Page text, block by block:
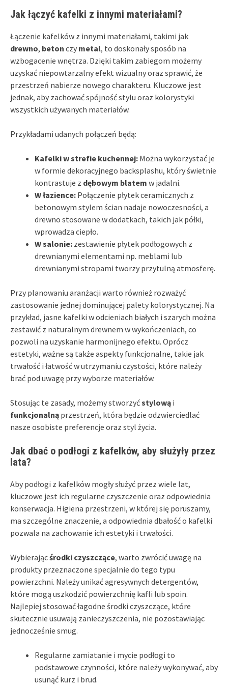
Jak łączyć kafelki z innymi materiałami?
Łączenie kafelków z innymi materiałami, takimi jak
drewno, beton czy metal, to doskonały sposób na
wzbogacenie wnętrza. Dzięki takim zabiegom możemy
uzyskać niepowtarzalny efekt wizualny oraz sprawić, że
przestrzeń nabierze nowego charakteru. Kluczowe jest
jednak, aby zachować spójność stylu oraz kolorystyki
wszystkich używanych materiałów.
Przykładami udanych połączeń będą:
Kafelki w strefie kuchennej: Można wykorzystać je
w formie dekoracyjnego backsplashu, który świetnie
kontrastuje z dębowym blatem w jadalni.
W łazience: Połączenie płytek ceramicznych z
betonowym stylem ścian nadaje nowoczesności, a
drewno stosowane w dodatkach, takich jak półki,
wprowadza ciepło.
W salonie: zestawienie płytek podłogowych z
drewnianymi elementami np. meblami lub
drewnianymi stropami tworzy przytulną atmosferę.
Przy planowaniu aranżacji warto również rozważyć
zastosowanie jednej dominującej palety kolorystycznej. Na
przykład, jasne kafelki w odcieniach białych i szarych można
zestawić z naturalnym drewnem w wykończeniach, co
pozwoli na uzyskanie harmonijnego efektu. Oprócz
estetyki, ważne są także aspekty funkcjonalne, takie jak
trwałość i łatwość w utrzymaniu czystości, które należy
brać pod uwagę przy wyborze materiałów.
Stosując te zasady, możemy stworzyćstylową i
funkcjonalną przestrzeń, która będzie odzwierciedlać
nasze osobiste preferencje oraz styl życia.
Jak dbać o podłogi z kafelków, aby służyły przez
lata?
Aby podłogi z kafelków mogły służyć przez wiele lat,
kluczowe jest ich regularne czyszczenie oraz odpowiednia
konserwacja. Higiena przestrzeni, w której się poruszamy,
ma szczególne znaczenie, a odpowiednia dbałość o kafelki
pozwala na zachowanie ich estetyki i trwałości.
Wybierającśrodki czyszczące, warto zwrócić uwagę na
produkty przeznaczone specjalnie do tego typu
powierzchni. Należy unikać agresywnych detergentów,
które mogą uszkodzić powierzchnię kafli lub spoin.
Najlepiej stosować łagodne środki czyszczące, które
skutecznie usuwają zanieczyszczenia, nie pozostawiając
jednocześnie smug.
Regularne zamiatanie i mycie podłogi to
podstawowe czynności, które należy wykonywać, aby
usunąć kurz i brud.